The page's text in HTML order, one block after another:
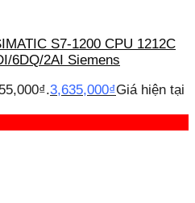
S7-1200 CPU 1212C
6DQ/2AI Siemens
3,635,000₫Giá hiện tại